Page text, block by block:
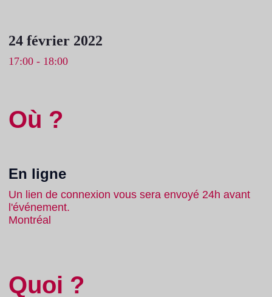
24 février 2022
17:00 - 18:00
Où ?
En ligne
Un lien de connexion vous sera envoyé 24h avant
l'événement.
Montréal
Quoi ?